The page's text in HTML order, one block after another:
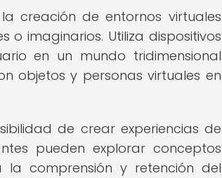
creación de entornos virtuales
o imaginarios. Utiliza dispositivos
en un mundo tridimensional
objetos y personas virtuales en
de crear experiencias de
pueden explorar conceptos
comprensión y retención del